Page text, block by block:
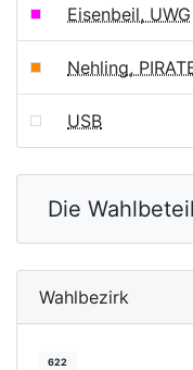
Eisenbeil, UWG
Nehling,
USB
Die
Wahlbezirk
622